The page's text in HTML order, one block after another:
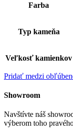
Farba
Typ kameňa
Veľkosť kamienkov
Pridať medzi
Showroom
Navštívte náš
výberom toho